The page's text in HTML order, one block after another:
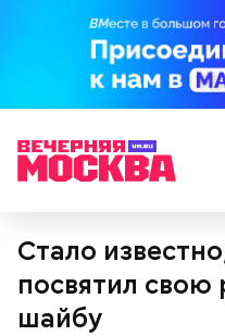
Стало
посвятил
шайбу